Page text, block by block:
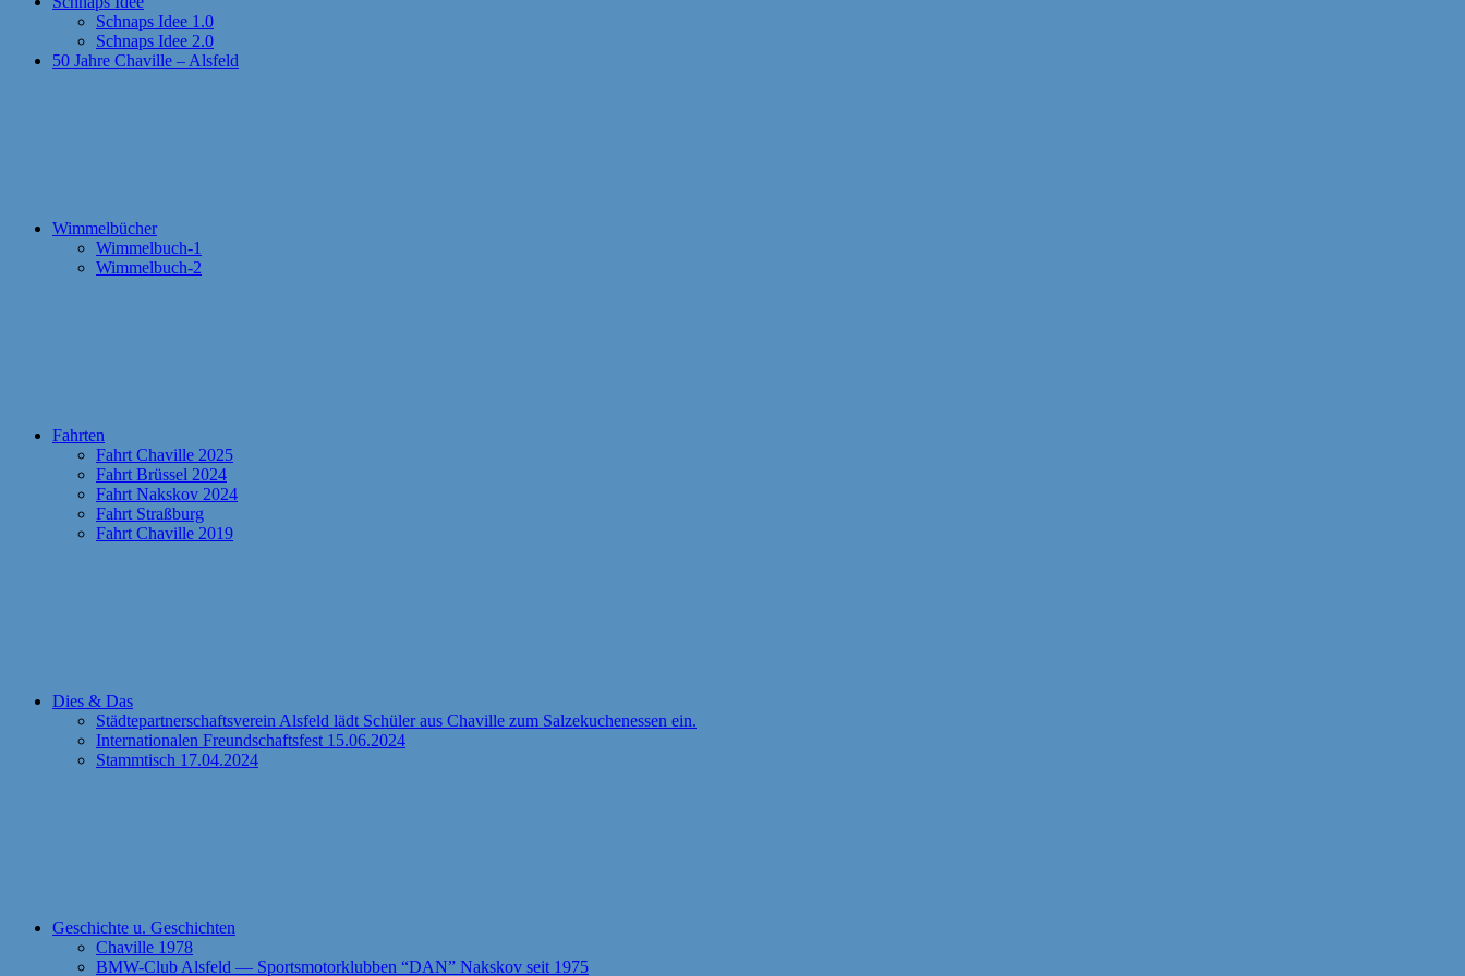
Schnaps Idee 1.0
Schnaps Idee 2.0
50 Jahre Chaville – Alsfeld
Wimmelbücher
Wimmelbuch-1
Wimmelbuch-2
Fahrten
Fahrt Chaville 2025
Fahrt Brüssel 2024
Fahrt Nakskov 2024
Fahrt Straßburg
Fahrt Chaville 2019
Dies & Das
Städtepartnerschaftsverein Alsfeld lädt Schüler aus Chaville zum Salzekuchenessen ein.
Internationalen Freundschaftsfest 15.06.2024
Stammtisch 17.04.2024
Geschichte u. Geschichten
Chaville 1978
BMW-Club Alsfeld — Sportsmotorklubben “DAN” Nakskov seit 1975